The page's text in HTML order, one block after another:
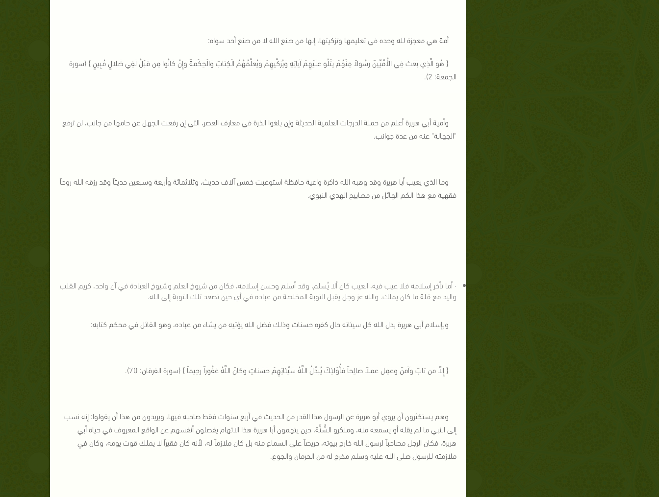
أمة هي معجزة لله وحده في تعليمها وتزكيتها، إنها من صنع الله لا من صنع أحد سواه:
{ هُوَ الَّذِي بَعَثَ فِي الأُمِّيِّينَ رَسُولاً مِنْهُمْ يَتْلُو عَلَيْهِمْ آيَاتِهِ وَيُزَكِّيهِمْ وَيُعَلِّمُهُمُ الْكِتَابَ وَالْحِكْمَةَ وَإِنْ كَانُوا مِن قَبْلُ لَفِي ضَلالٍ مُبِينٍ } (سورة
الجمعة: 2).
وأمية أبي هريرة أعلم من حملة الدرجات العلمية الحديثة وإن بلغوا الذرة في معارف العصر، التي إن رفعت الجهل عن حامها من جانب، لن ترفع
"الجهالة" عنه من عدة جوانب.
وما الذي يعيب أبا هريرة وقد وهبه الله ذاكرة واعية حافظة استوعبت خمس آلاف حديث، وثلاثمائة وأربعة وسبعين حديثاً وقد رزقه الله روحاً
فقهية مع هذا الكم الهائل من مصابيح الهدي النبوي.
· أما تأخر إسلامه فلا عيب فيه، العيب كان ألا يُسلم، وقد أسلم وحسن إسلامه، فكان من شيوخ العلم وشيوخ العبادة في آن واحد، كريم القلب
واليد مع قلة ما كان يملك. والله عز وجل يقبل التوبة المخلصة من عباده في أي حين تصعد تلك التوبة إلى الله.
وبإسلام أبي هريرة بدل الله كل سيئاته حال كفره حسنات وذلك فضل الله يؤتيه من يشاء من عباده، وهو القائل في محكم كتابه:
{ إِلاَّ مَن تَابَ وَآمَنَ وَعَمِلَ عَمَلاً صَالِحاً فَأُوْلَئِكَ يُبَدِّلُ اللَّهُ سَيِّئَاتِهِمْ حَسَنَاتٍ وَكَانَ اللَّهُ غَفُوراً رَحِيماً } (سورة الفرقان: 70).
وهم يستكثرون أن يروي أبو هريرة عن الرسول هذا القدر من الحديث في أربع سنوات فقط صاحبه فيها، ويريدون من هذا أن يقولوا: إنه نسب
إلى النبي ما لم يقله أو يسمعه منه، ومنكرو السُّنَّة، حين يتهمون أبا هريرة هذا الاتهام يفصلون أنفسهم عن الواقع المعروف في حياة أبي
هريرة، فكان الرجل مصاحباً لرسول الله خارج بيوته، حريصاً على السماع منه بل كان ملازماً له، لأنه كان فقيراً لا يملك قوت يومه، وكان في
ملازمته للرسول صلى الله عليه وسلم مخرج له من الحرمان والجوع.